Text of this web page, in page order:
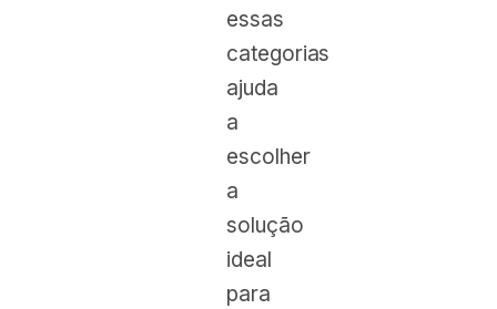
essas
categorias
ajuda
a
escolher
a
solução
ideal
para